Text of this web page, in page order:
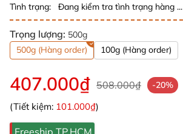
Tình trạng:
Đang kiểm tra tình trạng hàng ...
Trọng lượng: 500g
500g (Hàng order)
100g (Hàng order)
407.000₫ 508.000₫ -20%
(Tiết kiệm: 101.000₫)
Freeship TP.HCM